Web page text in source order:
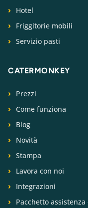
Hotel
Friggitorie mobili
Servizio pasti
CATERMONKEY
Prezzi
Come funziona
Blog
Novità
Stampa
Lavora con noi
Integrazioni
Pacchetto